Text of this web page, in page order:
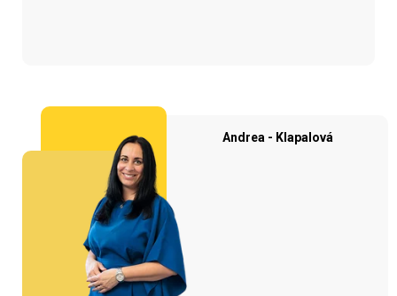
Andrea - Klapalová